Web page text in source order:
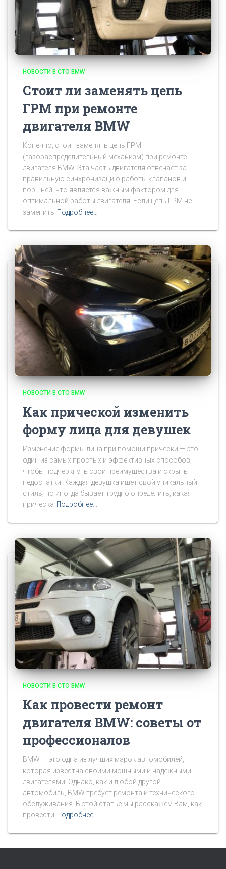
НОВОСТИ В СТО BMW
Стоит ли заменять цепь
ГРМ при ремонте
двигателя BMW
Конечно, стоит заменять цепь ГРМ
(газораспределительный механизм) при ремонте
двигателя BMW. Эта часть двигателя отвечает за
правильную синхронизацию работы клапанов и
поршней, что является важным фактором для
оптимальной работы двигателя. Если цепь ГРМ не
заменить Подробнее…
НОВОСТИ В СТО BMW
Как прической изменить
форму лица для девушек
Изменение формы лица при помощи прически — это
один из самых простых и эффективных способов,
чтобы подчеркнуть свои преимущества и скрыть
недостатки. Каждая девушка ищет свой уникальный
стиль, но иногда бывает трудно определить, какая
прическа Подробнее…
НОВОСТИ В СТО BMW
Как провести ремонт
двигателя BMW: советы от
профессионалов
BMW — это одна из лучших марок автомобилей,
которая известна своими мощными и надежными
двигателями. Однако, как и любой другой
автомобиль, BMW требует ремонта и технического
обслуживания. В этой статье мы расскажем Вам, как
провести Подробнее…